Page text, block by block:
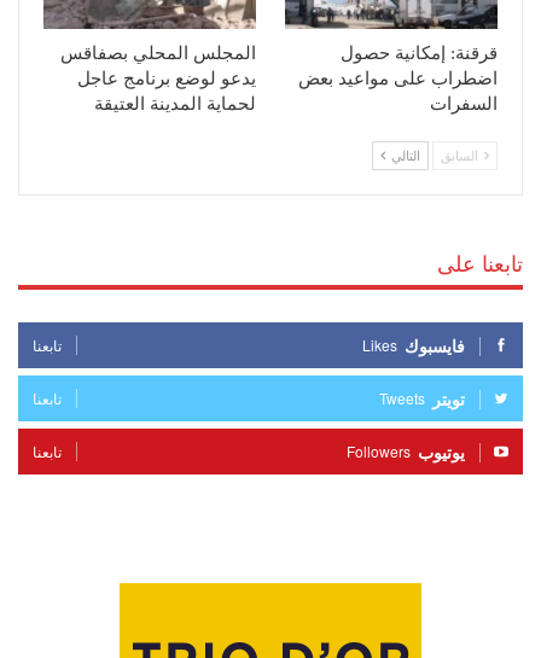
قرقنة: إمكانية حصول
اضطراب على مواعيد بعض
السفرات
المجلس المحلي بصفاقس
يدعو لوضع برنامج عاجل
لحماية المدينة العتيقة
السابق التالي
تابعنا على
فايسبوك Likes تابعنا
تويتر Tweets تابعنا
يوتيوب Followers تابعنا